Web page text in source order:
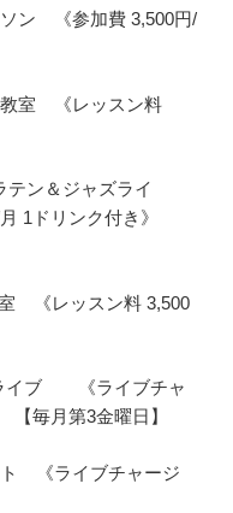
ン 《参加費 3,500円/
室 《レッスン料
ン＆ジャズライ
1ドリンク付き》
《レッスン料 3,500
イブ 《ライブチャ
毎月第3金曜日】
《ライブチャージ